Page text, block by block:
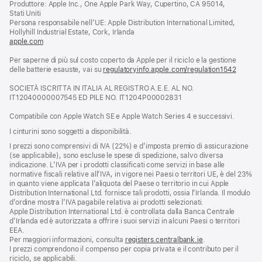
finestra)
Produttore: Apple Inc., One Apple Park Way, Cupertino, CA 95014,
Stati Uniti
Persona responsabile nell’UE: Apple Distribution International Limited,
Hollyhill Industrial Estate, Cork, Irlanda
apple.com(si
una
nuova
Per saperne di più sul costo coperto da Apple per il riciclo e la gestione
delle batterie esauste, vai su regulatoryinfo.apple.com/regulation1542(si
SOCIETÀ ISCRITTA IN ITALIA AL REGISTRO A.E.E. AL NO.
IT12040000007545 ED PILE NO. IT1204P00002831
Compatibile con Apple Watch SE e Apple Watch Series 4 e successivi.
I cinturini sono soggetti a disponibilità.
I prezzi sono comprensivi di IVA (22%) e d’imposta premio di assicurazione
(se applicabile), sono escluse le spese di spedizione, salvo diversa
indicazione. L’IVA per i prodotti classificati come servizi in base alle
normative fiscali relative all’IVA, in vigore nei Paesi o territori UE, è del 23%
in quanto viene applicata l’aliquota del Paese o territorio in cui Apple
Distribution International Ltd. fornisce tali prodotti, ossia l’Irlanda. Il modulo
d’ordine mostra l’IVA pagabile relativa ai prodotti selezionati.
Apple Distribution International Ltd. è controllata dalla Banca Centrale
d’Irlanda ed è autorizzata a offrire i suoi servizi in alcuni Paesi o territori
EEA.
Per maggiori informazioni, consulta registers.centralbank.ie.
I prezzi comprendono il compenso per copia privata e il contributo per il
riciclo, se applicabili.